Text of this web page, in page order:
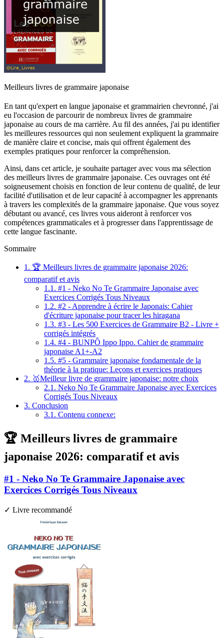
Meilleurs livres de grammaire japonaise
En tant qu'expert en langue japonaise et grammairien chevronné, j'ai
eu l'occasion de parcourir de nombreux livres de grammaire
japonaise au cours de ma carrière. Au fil des années, j'ai pu identifier
les meilleures ressources qui non seulement expliquent la grammaire
de manière claire et concise, mais qui offrent également des
exemples pratiques pour renforcer la compréhension.
Ainsi, dans cet article, je souhaite partager avec vous ma sélection
des meilleurs livres de grammaire japonaise. Ces ouvrages ont été
soigneusement choisis en fonction de leur contenu de qualité, de leur
facilité d'utilisation et de leur capacité à accompagner les apprenants
à travers les complexités de la grammaire japonaise. Que vous soyez
débutant ou avancé, ces livres vous aideront à renforcer vos
compétences grammaticales et à progresser dans l'apprentissage de
cette langue fascinante.
Sommaire
1. 🏆 Meilleurs livres de grammaire japonaise 2026:
comparatif et avis
1.1. #1 - Neko No Te Grammaire Japonaise avec
Exercices Corrigés Tous Niveaux
1.2. #2 - Apprendre à écrire le Japonais: Cahier
d'écriture japonaise pour tracer les hiragana
1.3. #3 - Les 500 Exercices de Grammaire B2 - Livre +
corrigés intégrés
1.4. #4 - BUNPÔ Ippo Ippo. Cahier de grammaire
japonaise A1+-A2
1.5. #5 - Grammaire japonaise fondamentale de la
théorie à la pratique: Leçons et exercices pratiques
2. 🥇Meilleur livre de grammaire japonaise: notre choix
2.1. Neko No Te Grammaire Japonaise avec Exercices
Corrigés Tous Niveaux
3. Conclusion
3.1. Contenu connexe:
🏆 Meilleurs livres de grammaire
japonaise 2026: comparatif et avis
#1 - Neko No Te Grammaire Japonaise avec
Exercices Corrigés Tous Niveaux
✓ Livre recommandé